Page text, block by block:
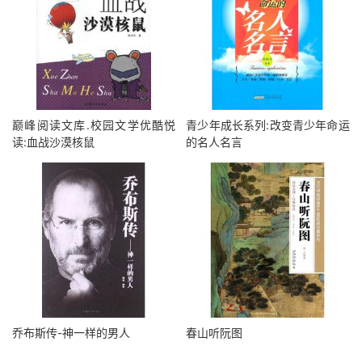
巅峰阅读文库.校园文学优酷悦
读:血战沙漠核鼠
青少年成长系列:改变青少年命运
的名人名言
乔布斯传-神一样的男人 春山听阮图